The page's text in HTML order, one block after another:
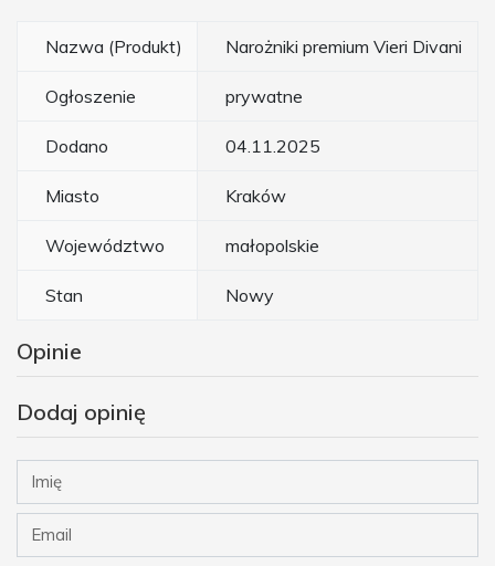
Nazwa (Produkt) Narożniki premium Vieri Divani
Ogłoszenie prywatne
Dodano 04.11.2025
Miasto Kraków
Województwo małopolskie
Stan Nowy
Opinie
Dodaj opinię